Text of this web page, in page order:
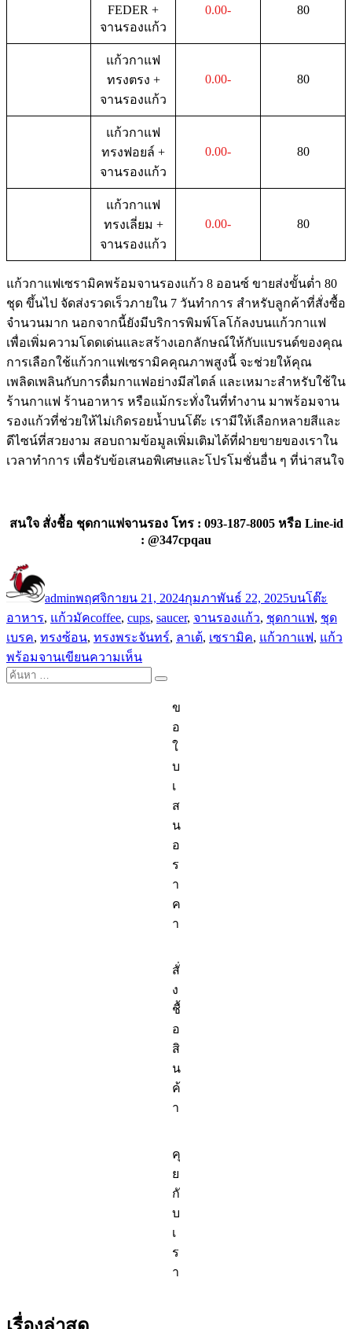
FEDER +
จานรองแก้ว
0.00- 80
แก้วกาแฟ
ทรงตรง +
จานรองแก้ว
0.00- 80
แก้วกาแฟ
ทรงฟอยล์ +
จานรองแก้ว
0.00- 80
แก้วกาแฟ
ทรงเลี่ยม +
จานรองแก้ว
0.00- 80
แก้วกาแฟเซรามิคพร้อมจานรองแก้ว 8 ออนซ์ ขายส่งขั้นต่ำ 80
ชุด ขึ้นไป จัดส่งรวดเร็วภายใน 7 วันทำการ สำหรับลูกค้าที่สั่งซื้อ
จำนวนมาก นอกจากนี้ยังมีบริการพิมพ์โลโก้ลงบนแก้วกาแฟ
เพื่อเพิ่มความโดดเด่นและสร้างเอกลักษณ์ให้กับแบรนด์ของคุณ
การเลือกใช้แก้วกาแฟเซรามิคคุณภาพสูงนี้ จะช่วยให้คุณ
เพลิดเพลินกับการดื่มกาแฟอย่างมีสไตล์ และเหมาะสำหรับใช้ใน
ร้านกาแฟ ร้านอาหาร หรือแม้กระทั่งในที่ทำงาน มาพร้อมจาน
รองแก้วที่ช่วยให้ไม่เกิดรอยน้ำบนโต๊ะ เรามีให้เลือกหลายสีและ
ดีไซน์ที่สวยงาม สอบถามข้อมูลเพิ่มเติมได้ที่ฝ่ายขายของเราใน
เวลาทำการ เพื่อรับข้อเสนอพิเศษและโปรโมชั่นอื่น ๆ ที่น่าสนใจ
สนใจ สั่งชื้อ ชุดกาแฟจานรอง โทร : 093-187-8005 หรือ Line-id
: @347cpqau
เขียน
adminเมื่อ
พฤศจิกายน 21, 2024กุมภาพันธ์ 22, 2025หมู่
บนโต๊ะ
อาหาร, แก้วมัคป้าย
กำกับ
coffee, cups, saucer, จานรองแก้ว, ชุดกาแฟ, ชุด
เบรค, ทรงซ้อน, ทรงพระจันทร์, ลาเต้, เซรามิค, แก้วกาแฟ, แก้ว
พร้อมจานเขียนความเห็นบน
ชุด
เซรามิค
พร้อม
ค้นหา:
ข
อ
ใ
บ
เ
ส
น
อ
ร
า
ค
า
สั่
ง
ชื้
อ
สิ
น
ค้
า
คุ
ย
กั
บ
เ
ร
า